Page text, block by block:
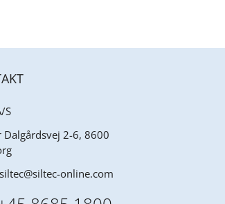
S
Dalgårdsvej 2-6, 8600
siltec@siltec-online.com